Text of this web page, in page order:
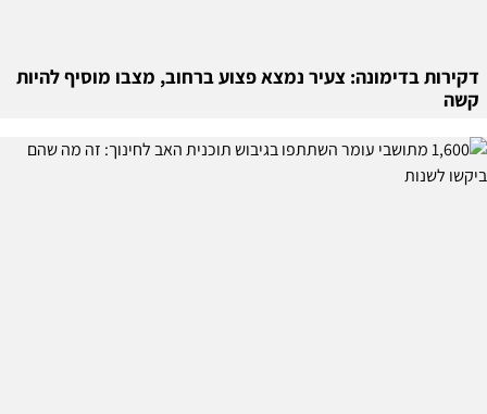
דקירות בדימונה: צעיר נמצא פצוע ברחוב, מצבו מוסיף להיות
קשה